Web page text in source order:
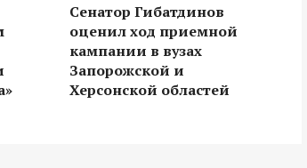
Сенатор Гибатдинов
оценил ход приемной
кампании в вузах
Запорожской и
Херсонской областей